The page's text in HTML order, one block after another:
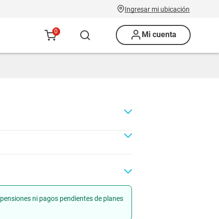
Ingresar mi ubicación
0 Mi cuenta
Renovaciónni pagos pendientes de planes